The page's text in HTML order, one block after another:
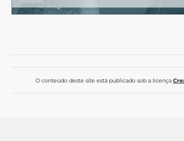
O conteúdo deste site está publicado sob a licença